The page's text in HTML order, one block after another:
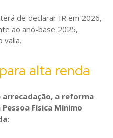
de declarar IR em 2026,
ao ano-base 2025,
valia.
alta renda
arrecadação, a reforma
Física Mínimo